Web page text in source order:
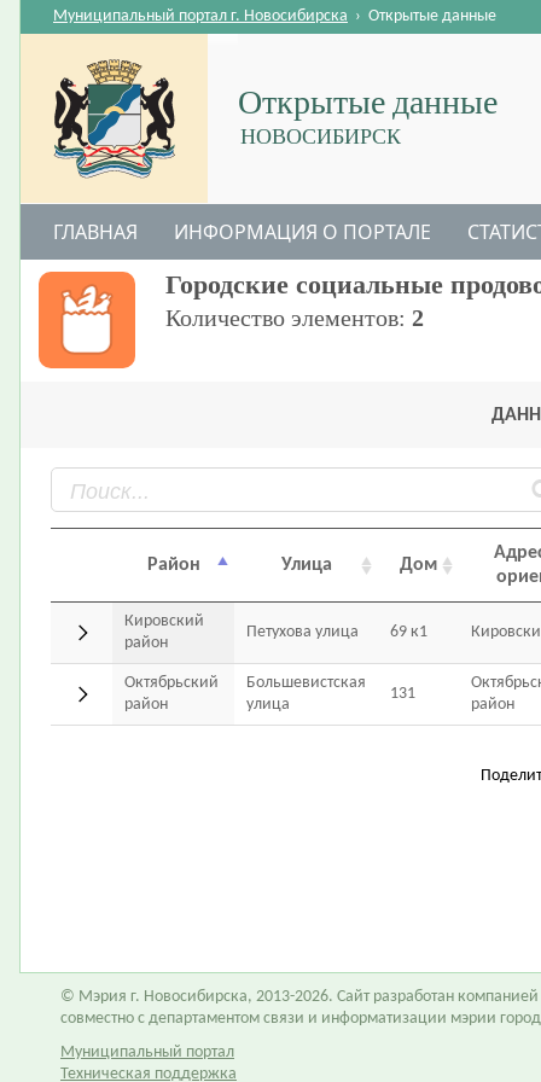
Открытые данные
НОВОСИБИРСК
Муниципальный портал г. Новосибирска › Открытые данные
ГЛАВНАЯ ИНФОРМАЦИЯ О ПОРТАЛЕ
Городские социальные
Количество элементов: 2
Район Улица Дом
Кировский
район
Петухова улица 69 к1
Октябрьский
район
Большевистская
улица
131
район
© Мэрия г. Новосибирска, 2013-2026. Сайт разработан компанией
совместно с департаментом связи и информатизации мэрии
Муниципальный портал
Техническая поддержка